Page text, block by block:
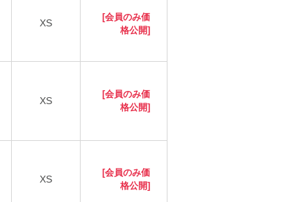
XS
[会員のみ価
格公開]
XS
[会員のみ価
格公開]
XS
[会員のみ価
格公開]